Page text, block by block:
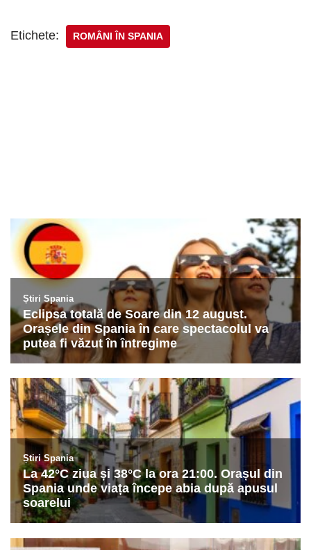
Etichete: ROMÂNI ÎN SPANIA